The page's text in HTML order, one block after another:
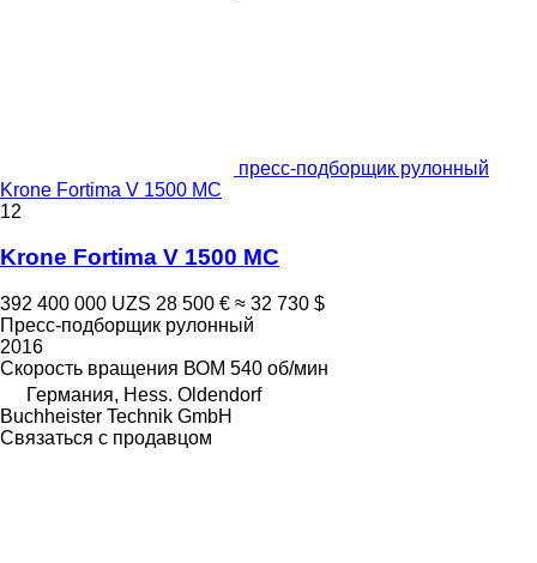
пресс-подборщик рулонный
Krone Fortima V 1500 MC
12
Krone Fortima V 1500 MC
392 400 000 UZS 28 500 € ≈ 32 730 $
Пресс-подборщик рулонный
2016
Скорость вращения ВОМ 540 об/мин
Германия, Hess. Oldendorf
Buchheister Technik GmbH
Связаться с продавцом